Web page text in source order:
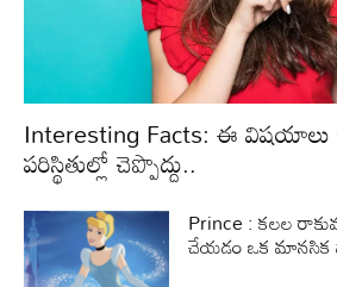
Interesting Facts: ఈ విషయాలు
పరిస్థితుల్లో చెప్పొద్దు..
Prince : కలల
చేయడం ఒక మానసిక